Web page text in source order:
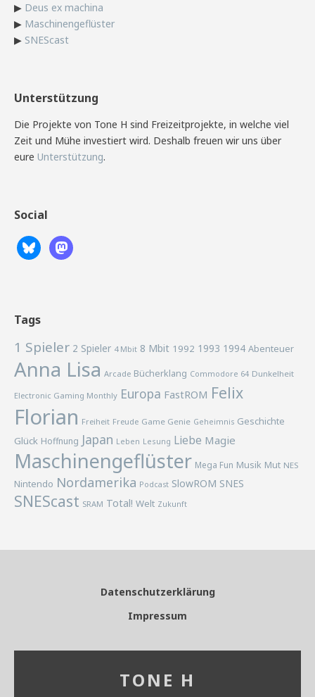
▶ Deus ex machina
▶ Maschinengeflüster
▶ SNEScast
Unterstützung
Die Projekte von Tone H sind Freizeitprojekte, in welche viel
Zeit und Mühe investiert wird. Deshalb freuen wir uns über
eure Unterstützung.
Social
Tags
1 Spieler 2 Spieler 4 Mbit 8 Mbit 1992 1993 1994 Abenteuer
Anna Lisa Arcade Bücherklang Commodore 64 Dunkelheit
Electronic Gaming Monthly Europa FastROM Felix
Florian Freiheit Freude Game Genie Geheimnis Geschichte
Glück Hoffnung Japan Leben Lesung Liebe Magie
Maschinengeflüster Mega Fun Musik Mut NES
Nintendo Nordamerika Podcast SlowROM SNES
SNEScast SRAM Total! Welt Zukunft
Datenschutzerklärung
Impressum
TONE H